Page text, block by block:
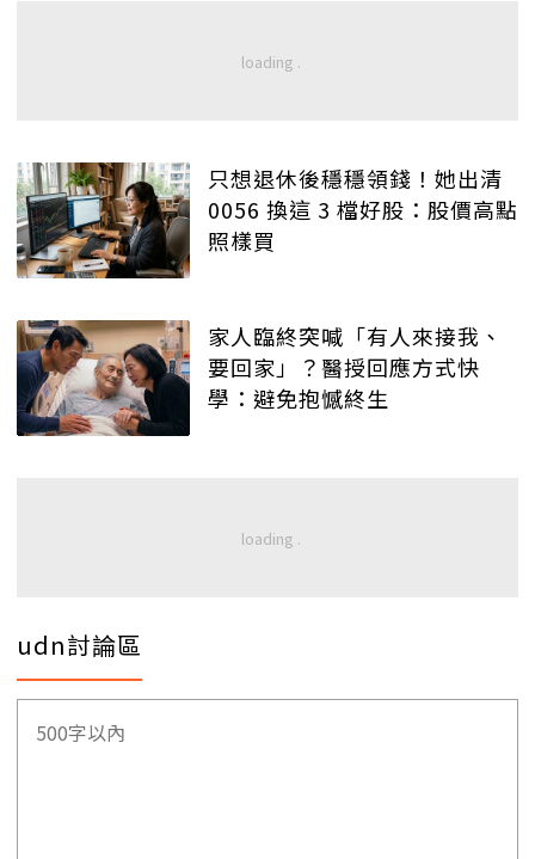
只想退休後穩穩領錢！她出清
0056 換這 3 檔好股：股價高點
照樣買
家人臨終突喊「有人來接我、
要回家」？醫授回應方式快
學：避免抱憾終生
udn討論區